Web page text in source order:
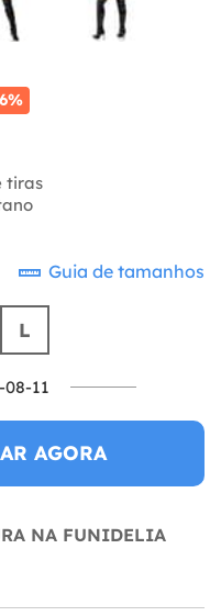
tiras
Guia de tamanhos
L
08-11
AGORA
NA FUNIDELIA